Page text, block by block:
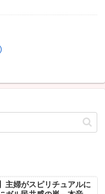
主婦がスピリチュアルに